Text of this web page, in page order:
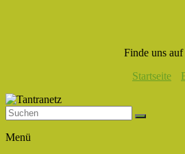
Finde uns auf
Startseite
Menü